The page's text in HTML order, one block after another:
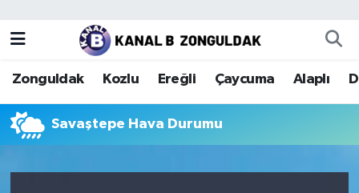
Zonguldak Kozlu Ereğli Çaycuma Alaplı
Savaştepe Hava Durumu
Zonguldak
Kozlu
Ereğli
Zonguldak Nöbetçi Eczaneler
Zonguldak Hava Durumu
Zonguldak Trafik Yoğunluk Haritası